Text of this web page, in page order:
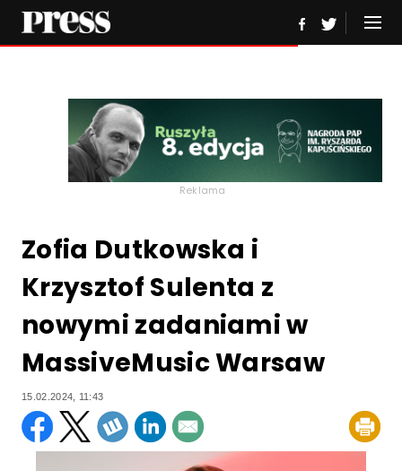
Reklama
Zofia Dutkowska i
Krzysztof Sulenta z
nowymi zadaniami w
MassiveMusic Warsaw
15.02.2024, 11:43